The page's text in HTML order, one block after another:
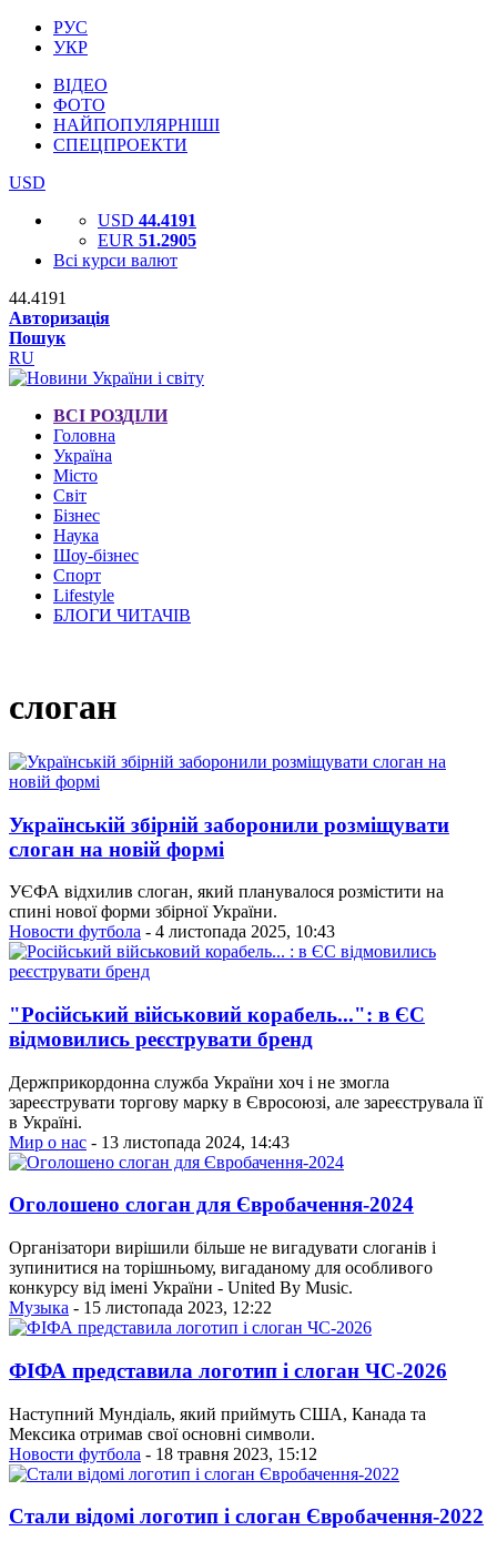
РУС
УКР
ВІДЕО
ФОТО
НАЙПОПУЛЯРНІШІ
СПЕЦПРОЕКТИ
USD
USD 44.4191
EUR 51.2905
Всі курси валют
44.4191
Авторизація
Пошук
RU
ВСІ РОЗДІЛИ
Головна
Україна
Місто
Світ
Бізнес
Наука
Шоу-бізнес
Спорт
Lifestyle
БЛОГИ ЧИТАЧІВ
слоган
Українській збірній заборонили розміщувати
слоган на новій формі
УЄФА відхилив слоган, який планувалося розмістити на
спині нової форми збірної України.
Новости футбола - 4 листопада 2025, 10:43
"Російський військовий корабель...": в ЄС
відмовились реєструвати бренд
Держприкордонна служба України хоч і не змогла
зареєструвати торгову марку в Євросоюзі, але зареєструвала її
в Україні.
Мир о нас - 13 листопада 2024, 14:43
Оголошено слоган для Євробачення-2024
Організатори вирішили більше не вигадувати слоганів і
зупинитися на торішньому, вигаданому для особливого
конкурсу від імені України - United By Music.
Музыка - 15 листопада 2023, 12:22
ФІФА представила логотип і слоган ЧС-2026
Наступний Мундіаль, який приймуть США, Канада та
Мексика отримав свої основні символи.
Новости футбола - 18 травня 2023, 15:12
Стали відомі логотип і слоган Євробачення-2022